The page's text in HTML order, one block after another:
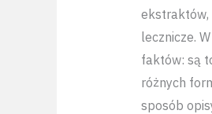
ekstraktów,
lecznicze.
faktów: są
różnych
sposób